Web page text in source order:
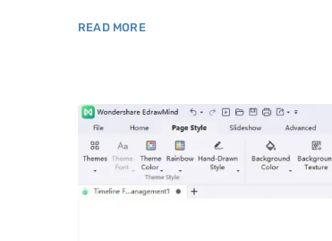
READ MORE